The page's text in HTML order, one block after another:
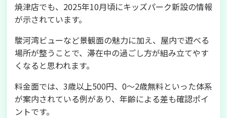
焼津店でも、2025年10月頃にキッズパーク新設の情報
が示されています。
駿河湾ビューなど景観面の魅力に加え、屋内で遊べる
場所が整うことで、滞在中の過ごし方が組み立てやす
くなると思われます。
料金面では、3歳以上500円、0～2歳無料といった体系
が案内されている例があり、年齢による差も確認ポイ
ントです。